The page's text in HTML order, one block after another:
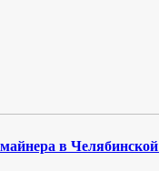
в Челябинской